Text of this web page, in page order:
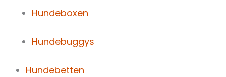
Hundeboxen
Hundebuggys
Hundebetten